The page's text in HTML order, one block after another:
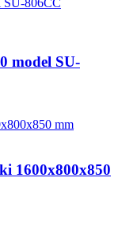
model SU-
1600x800x850